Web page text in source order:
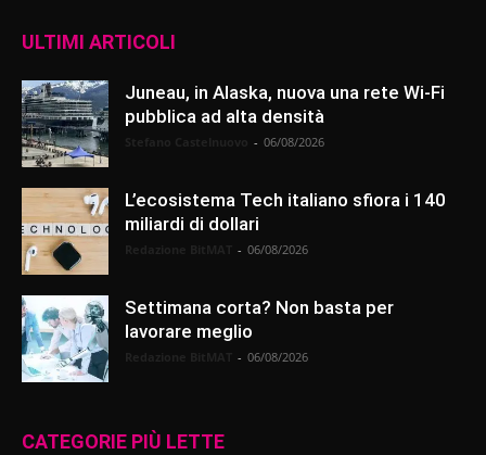
ULTIMI ARTICOLI
Juneau, in Alaska, nuova una rete Wi-Fi
pubblica ad alta densità
- 06/08/2026
L’ecosistema Tech italiano sfiora i 140
miliardi di dollari
- 06/08/2026
Settimana corta? Non basta per
lavorare meglio
- 06/08/2026
CATEGORIE PIÙ LETTE